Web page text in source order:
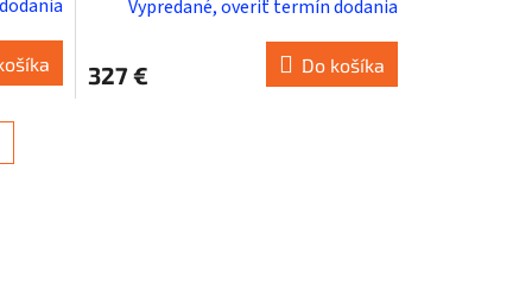
Vypredané, overiť termín dodania
327 € Do košíka